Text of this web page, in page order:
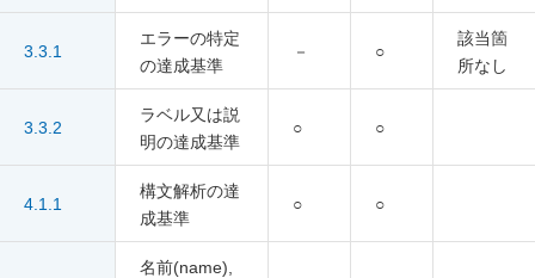
3.3.1
エラーの特定
の達成基準
－ ○
該当箇
所なし
3.3.2
ラベル又は説
明の達成基準
○ ○
4.1.1
構文解析の達
成基準
○ ○
名前(name),